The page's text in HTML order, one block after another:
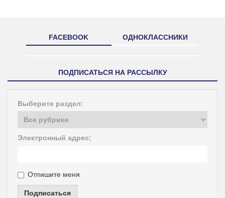
FACEBOOK ОДНОКЛАССНИКИ
ПОДПИСАТЬСЯ НА РАССЫЛКУ
Выберите раздел:
Электронный адрес:
Отпишите меня
Подписаться